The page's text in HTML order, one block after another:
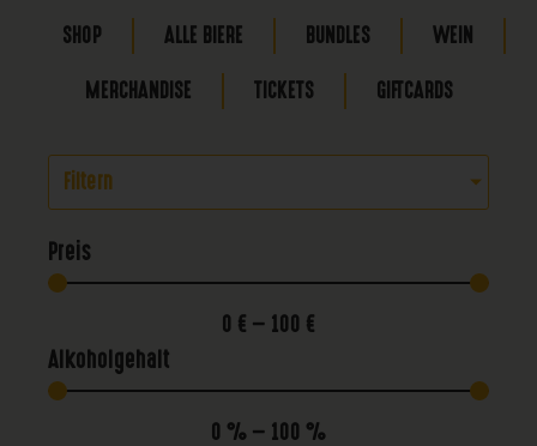
SHOP ALLE BIERE BUNDLES WEIN
MERCHANDISE TICKETS GIFTCARDS
Filtern
Preis
0 € — 100 €
Alkoholgehalt
0 % — 100 %